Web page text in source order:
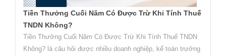
Tiền Thưởng Cuối Năm Có Được Trừ Khi Tính Thuế
TNDN Không?
Tiền Thưởng Cuối Năm Có Được Trừ Khi Tính Thuế TNDN
Không? là câu hỏi được nhiều doanh nghiệp, kế toán trưởng